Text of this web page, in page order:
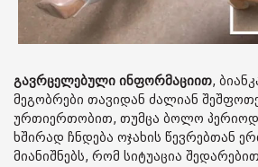
გავრცელებული ინფორმაციით,
მეგობრები თავიდან ძალიან
ურთიერთობით, თუმცა ბოლო
ხშირად ჩნდება ოჯახის წევრებთან
მიანიშნებს, რომ სიტუაცია